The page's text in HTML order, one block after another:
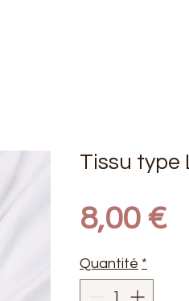
Tissu type
8,00 €
Quantité *